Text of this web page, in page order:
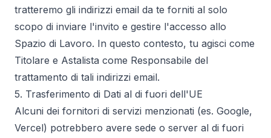
tratteremo gli indirizzi email da te forniti al solo
scopo di inviare l'invito e gestire l'accesso allo
Spazio di Lavoro. In questo contesto, tu agisci come
Titolare e Astalista come Responsabile del
trattamento di tali indirizzi email.
5. Trasferimento di Dati al di fuori dell'UE
Alcuni dei fornitori di servizi menzionati (es. Google,
Vercel) potrebbero avere sede o server al di fuori